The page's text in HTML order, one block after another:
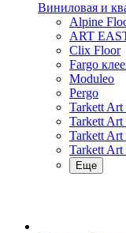
Виниловая и
Alpine
ART
Clix Floor
Fargo
Moduleo
Pergo
Tarkett
Tarkett
Tarkett
Tarkett
Еще